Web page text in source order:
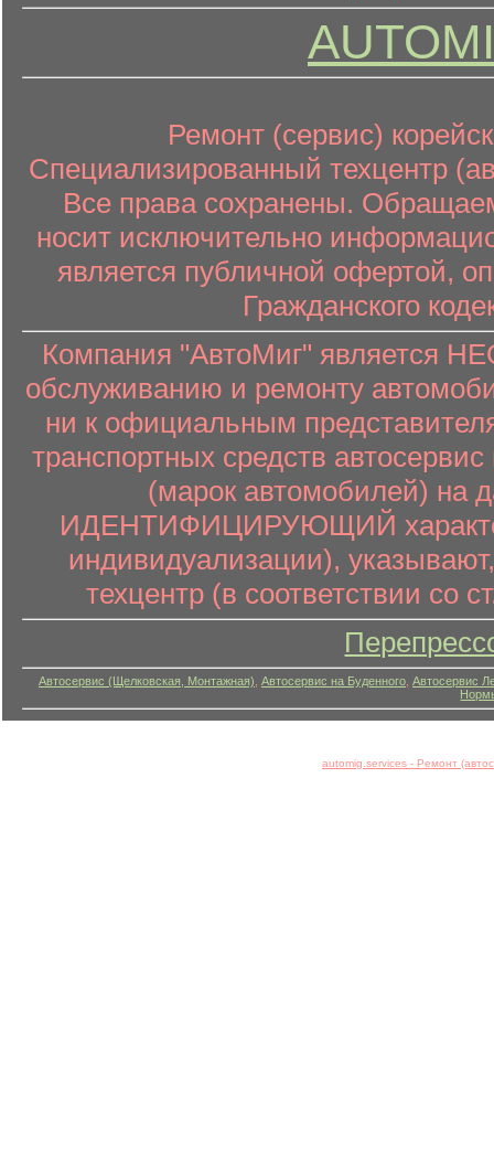
Ремонт (сервис)
Специализированный техцентр
Все права сохранены.
носит исключительно
является публичной офертой,
Гражданского
Компания "АвтоМиг" является
обслуживанию и ремонту
ни к официальным
транспортных средств
(марок автомобилей) на
ИДЕНТИФИЦИРУЮЩИЙ характер
индивидуализации),
техцентр (в соответствии со
Автосервис (Щелковская, Монтажная) Автосервис на Буденного Автосервис
automig.services - Ремонт